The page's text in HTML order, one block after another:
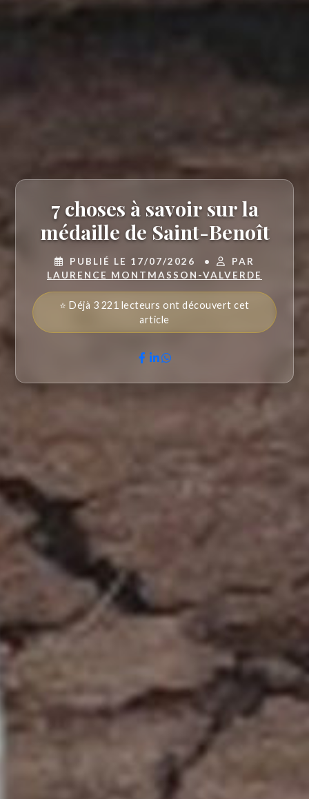
7 choses à savoir sur la
médaille de Saint-Benoît
PUBLIÉ LE 17/07/2026 •
PAR
LAURENCE MONTMASSON-VALVERDE
⭐ Déjà 3 221 lecteurs ont découvert cet
article